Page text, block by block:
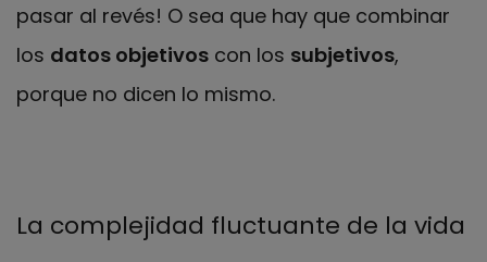
pasar al revés! O sea que hay que combinar
los datos objetivos con los subjetivos,
porque no dicen lo mismo.
La complejidad fluctuante de la vida